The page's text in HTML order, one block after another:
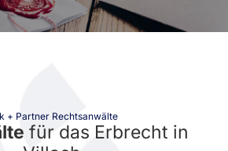
+ Partner Rechtsanwälte
für das Erbrecht in